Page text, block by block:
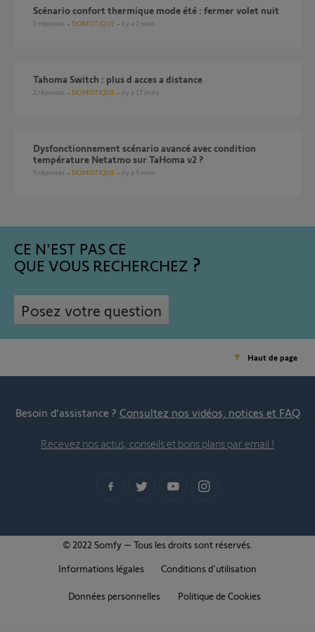
Scénario confort thermique mode été : fermer volet nuit
5 réponses DOMOTIQUE il y a 2 mois
Tahoma Switch : plus d acces a distance
2 réponses DOMOTIQUE il y a 17 jours
Dysfonctionnement scénario avancé avec condition
température Netatmo sur TaHoma v2 ?
9 réponses DOMOTIQUE il y a 9 mois
CE N'EST PAS CE
QUE VOUS RECHERCHEZ
Posez votre question
Haut de page
Besoin d’assistance ? Consultez nos vidéos, notices et FAQ
Recevez nos actus, conseils et bons plans par email !
© 2022 Somfy – Tous les droits sont réservés.
Informations légales
Conditions d'utilisation
Données personnelles Politique de Cookies